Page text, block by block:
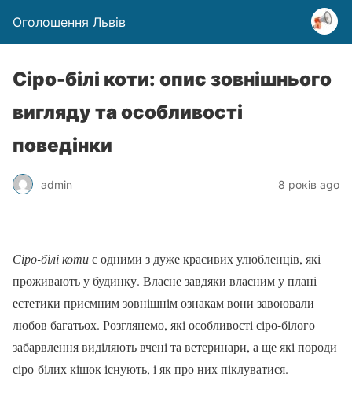
Оголошення Львів
Сіро-білі коти: опис зовнішнього
вигляду та особливості
поведінки
admin 8 років ago
Сіро-білі котиє одними з дуже красивих улюбленців, які
проживають у будинку. Власне завдяки власним у плані
естетики приємним зовнішнім ознакам вони завоювали
любов багатьох. Розглянемо, які особливості сіро-білого
забарвлення виділяють вчені та ветеринари, а ще які породи
сіро-білих кішок існують, і як про них піклуватися.